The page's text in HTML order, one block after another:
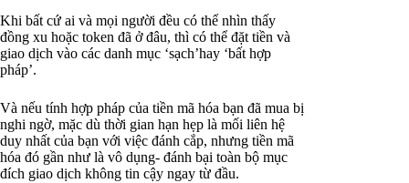
Khi bất cứ ai và mọi người đều có thể nhìn thấy
đồng xu hoặc token đã ở đâu, thì có thể đặt tiền và
giao dịch vào các danh mục ‘sạch’hay ‘bất hợp
pháp’.
Và nếu tính hợp pháp của tiền mã hóa bạn đã mua bị
nghi ngờ, mặc dù thời gian hạn hẹp là mối liên hệ
duy nhất của bạn với việc đánh cắp, nhưng tiền mã
hóa đó gần như là vô dụng- đánh bại toàn bộ mục
đích giao dịch không tin cậy ngay từ đầu.